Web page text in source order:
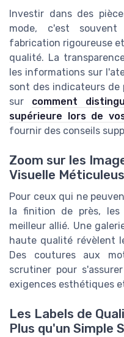
Investir dans des
mode, c'est
fabrication rigoureuse
qualité. La
les informations sur
sont des indicateurs
sur comment
supérieure lors de
fournir des conseils
Zoom sur les
Visuelle
Pour ceux qui ne
la finition de près, les
meilleur allié. Une
haute qualité révèlent
Des coutures aux
scrutiner pour
exigences esthétiques
Les Labels de
Plus qu'un Simple